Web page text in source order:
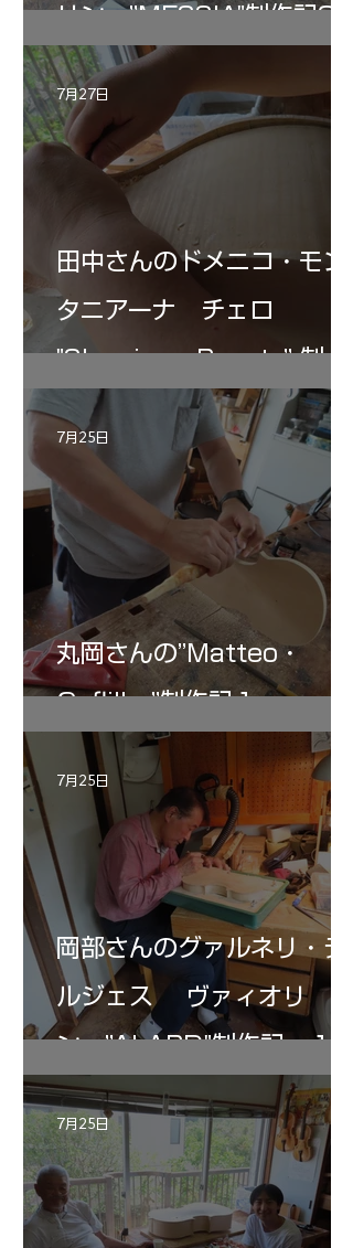
リン ”MESSIA"制作記33
田中さんのドメニコ・モン
タニアーナ チェロ
"Sleeping・Beauty” 制作
記 30
7月27日
丸岡さんの”Matteo・
Gofliller”制作記１
7月25日
岡部さんのグァルネリ・デ
ルジェス ヴァィオリ
ン ”ALARD"制作記 １2
7月25日
7月25日